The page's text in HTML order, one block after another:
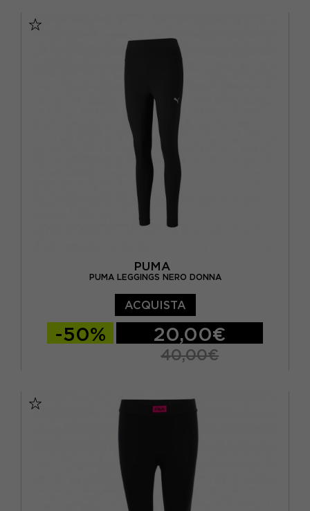
PUMA
PUMA LEGGINGS NERO DONNA
ACQUISTA
-50% 20,00€
40,00€